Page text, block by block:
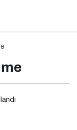
Hasta Profili